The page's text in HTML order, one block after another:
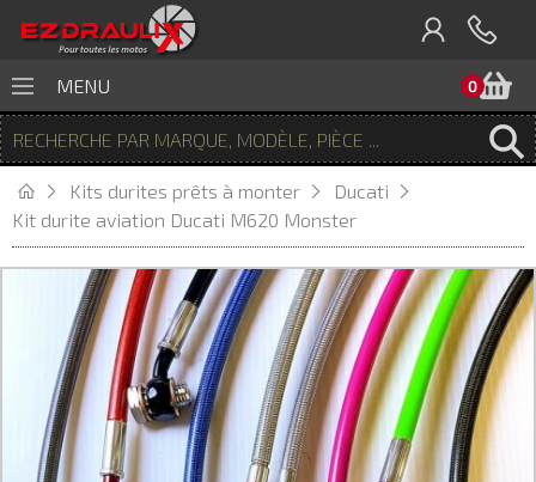
0
MENU
Kits durites prêts à monter
Ducati
Kit durite aviation Ducati M620 Monster